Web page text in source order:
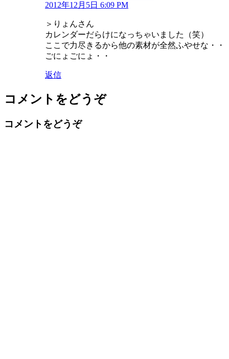
2012年12月5日 6:09 PM
＞りょんさん
カレンダーだらけになっちゃいました（笑）
ここで力尽きるから他の素材が全然ふやせな・・
ごにょごにょ・・
返信
コメントをどうぞ
コメントをどうぞ